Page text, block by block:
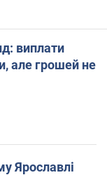
виплати
але грошей не
Ярославлі